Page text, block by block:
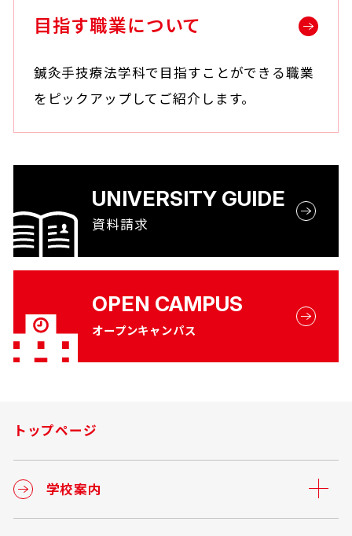
目指す職業について
鍼灸手技療法学科で目指すことができる職業
をピックアップしてご紹介します。
UNIVERSITY GUIDE
資料請求
OPEN CAMPUS
オープンキャンパス
トップページ
学校案内